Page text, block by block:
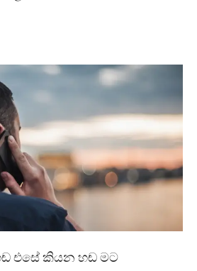
එසේ කියන හඬ මට